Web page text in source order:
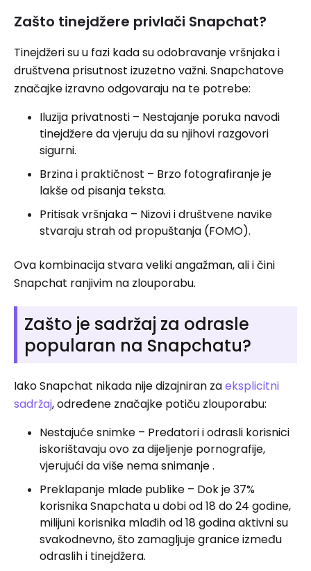
Zašto tinejdžere privlači Snapchat?
Tinejdžeri su u fazi kada su odobravanje vršnjaka i
društvena prisutnost izuzetno važni. Snapchatove
značajke izravno odgovaraju na te potrebe:
Iluzija privatnosti – Nestajanje poruka navodi
tinejdžere da vjeruju da su njihovi razgovori
sigurni.
Brzina i praktičnost – Brzo fotografiranje je
lakše od pisanja teksta.
Pritisak vršnjaka – Nizovi i društvene navike
stvaraju strah od propuštanja (FOMO).
Ova kombinacija stvara veliki angažman, ali i čini
Snapchat ranjivim na zlouporabu.
Zašto je sadržaj za odrasle
popularan na Snapchatu?
Iako Snapchat nikada nije dizajniran zaeksplicitni
sadržaj, određene značajke potiču zlouporabu:
Nestajuće snimke – Predatori i odrasli korisnici
iskorištavaju ovo za dijeljenje pornografije,
vjerujući da više nema snimanje .
Preklapanje mlade publike – Dok je 37%
korisnika Snapchata u dobi od 18 do 24 godine,
milijuni korisnika mlađih od 18 godina aktivni su
svakodnevno, što zamagljuje granice između
odraslih i tinejdžera.